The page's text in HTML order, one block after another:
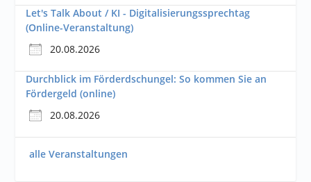
Let's Talk About / KI - Digitalisierungssprechtag
(Online-Veranstaltung)
20.08.2026
Durchblick im Förderdschungel: So kommen Sie an
Fördergeld (online)
20.08.2026
alle Veranstaltungen